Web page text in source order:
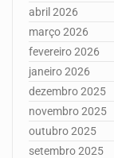
abril 2026
março 2026
fevereiro 2026
janeiro 2026
dezembro 2025
novembro 2025
outubro 2025
setembro 2025